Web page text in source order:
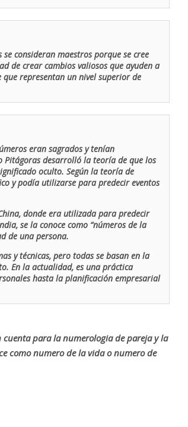
consideran maestros porque se cree
de crear cambios valiosos que ayuden a
representan un nivel superior de
eran sagrados y tenían
Pitágoras desarrolló la teoría de que los
oculto. Según la teoría de
y podía utilizarse para predecir eventos
donde era utilizada para predecir
se la conoce como “números de la
de una persona.
y técnicas, pero todas se basan en la
En la actualidad, es una práctica
hasta la planificación empresarial
cuenta para la numerologia de pareja y la
como numero de la vida o numero de